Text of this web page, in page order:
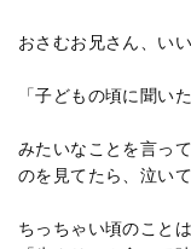
おさむお兄さん、い
「子どもの頃に聞い
みたいなことを言っ
のを見てたら、泣いて
ちっちゃい頃のこと